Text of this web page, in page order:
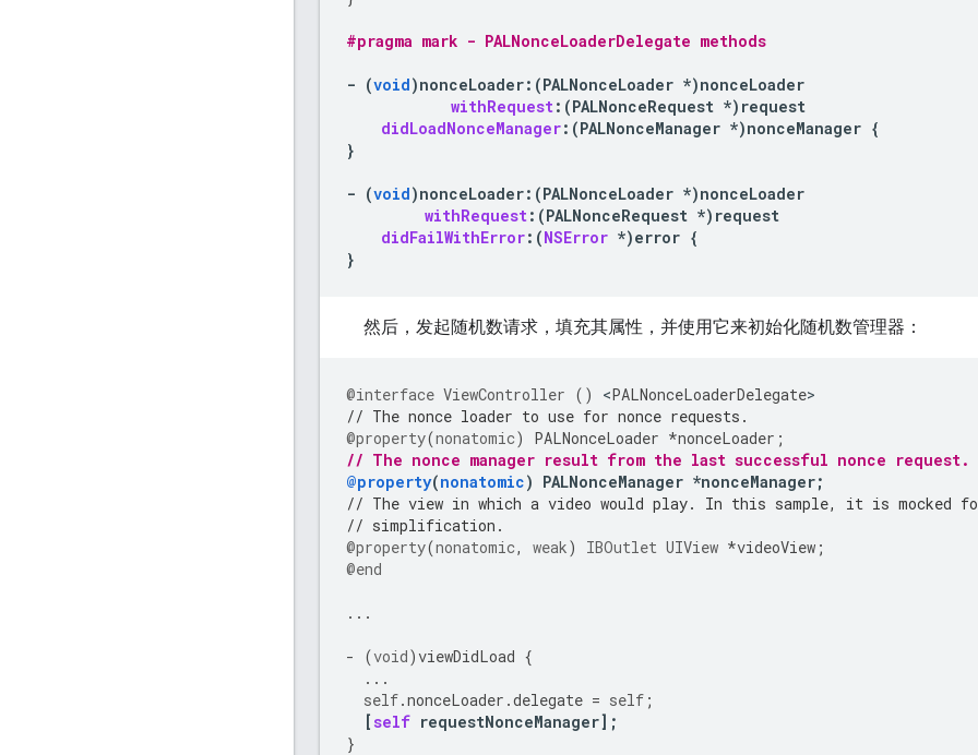
#pragma mark - PALNonceLoaderDelegate methods
- (void)nonceLoader: (PALNonceLoader *)nonceLoader
withRequest:(PALNonceRequest *) request
didLoadNonceManager:(PALNonceManager *)nonceManager {
}
- (void)nonceLoader: (PALNonceLoader *)nonceLoader
withRequest:(PALNonceRequest *) request
didFailWithError:(NSError *)error {
}
然后，发起随机数请求，填充其属性，并使用它来初始化随机数管理器：
@interface ViewController () <PALNonceLoaderDelegate
// The nonce loader to use for nonce requests.
@property(nonatomic) PALNonceLoader *nonceLoader ;
// The nonce manager result from the last successful nonce request.
@property(nonatomic) PALNonceManager *nonceManager;
// The view in which a video would play. In this sample, it is mocked
// simplification.
@property(nonatomic, weak) IBOutlet UIView *videoView ;
@end
...
- (void)viewDidLoad {
...
self.nonceLoader .delegate = self ;
[ self requestNonceManager];
}